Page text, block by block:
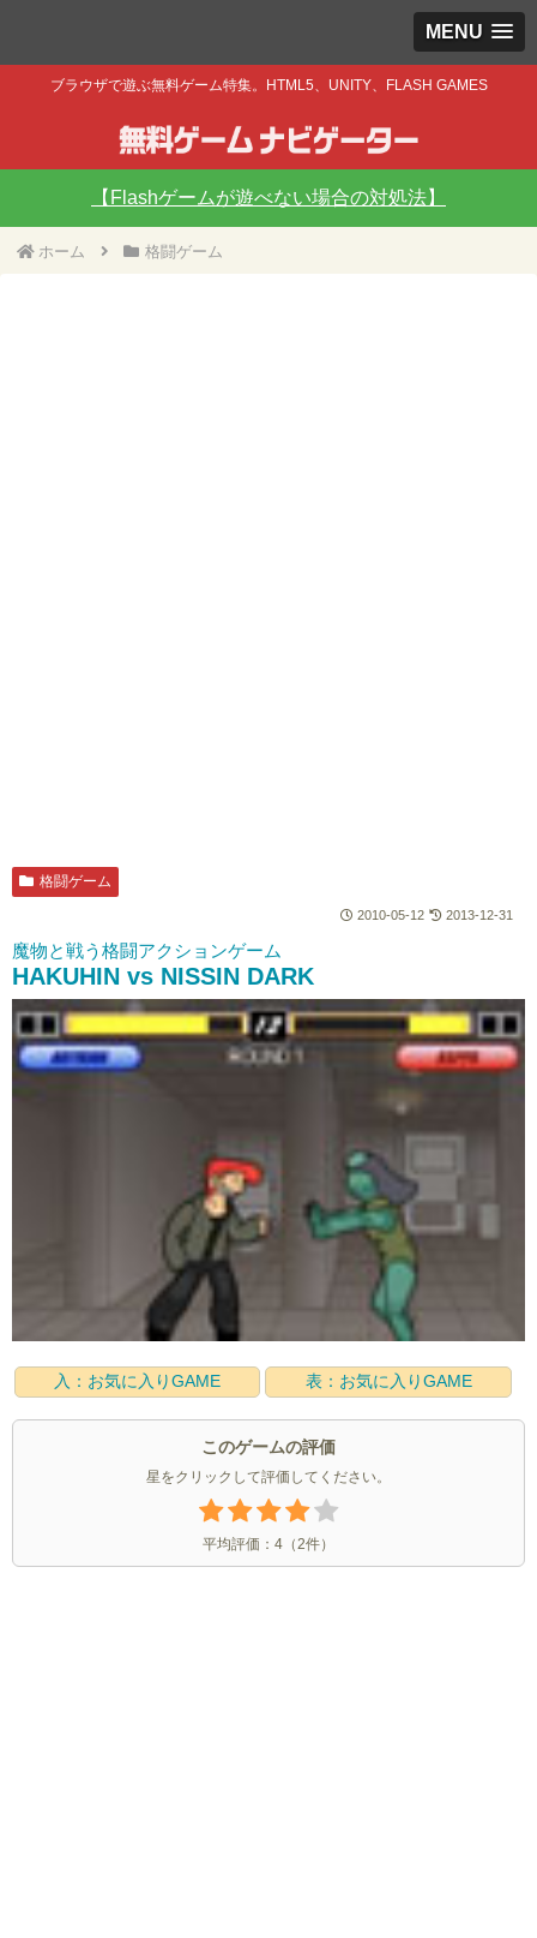
MENU
ブラウザで遊ぶ無料ゲーム特集。HTML5、UNITY、FLASH GAMES
【Flashゲームが遊べない場合の対処法】
ホーム 格闘ゲーム
格闘ゲーム
2010-05-12 2013-12-31
魔物と戦う格闘アクションゲーム
HAKUHIN vs NISSIN DARK
入：お気に入りGAME 表：お気に入りGAME
このゲームの評価
星をクリックして評価してください。
平均評価： 4 （2件）